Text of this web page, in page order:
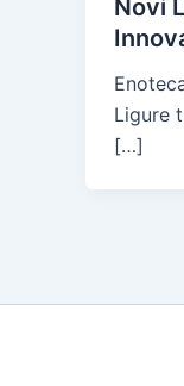
Novi
Ligure
[…]